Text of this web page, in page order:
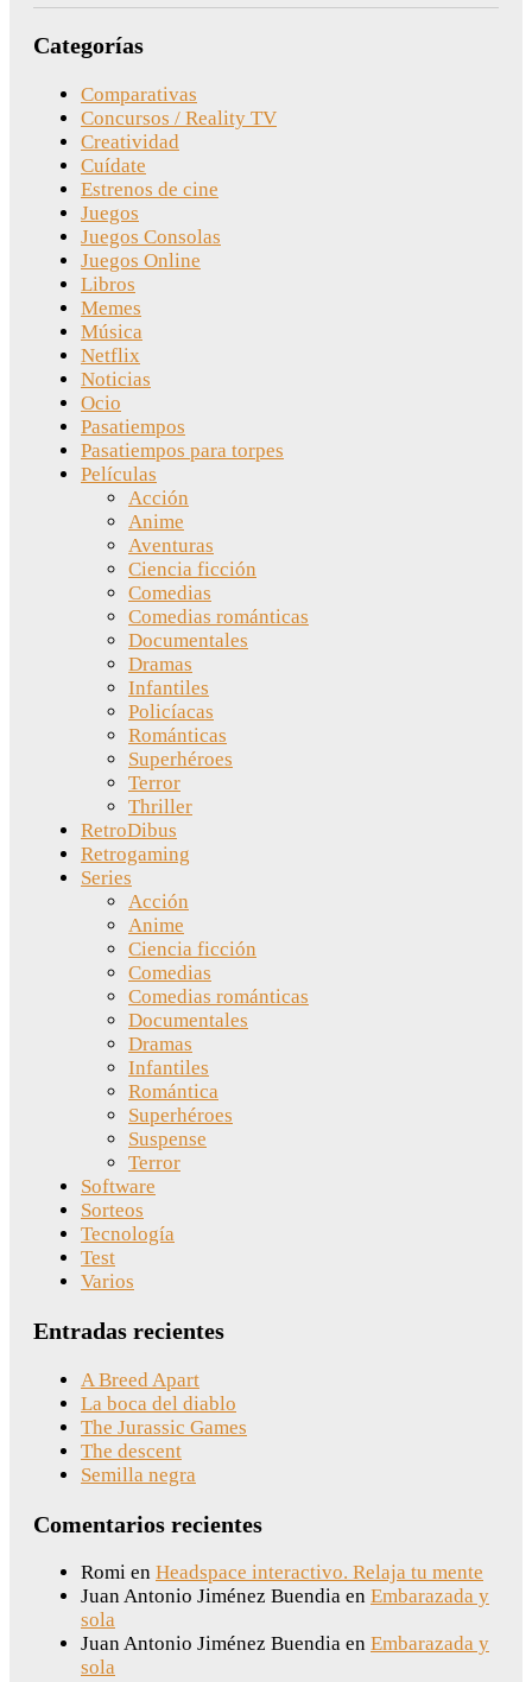
Categorías
Comparativas
Concursos / Reality TV
Creatividad
Cuídate
Estrenos de cine
Juegos
Juegos Consolas
Juegos Online
Libros
Memes
Música
Netflix
Noticias
Ocio
Pasatiempos
Pasatiempos para torpes
Películas
Acción
Anime
Aventuras
Ciencia ficción
Comedias
Comedias románticas
Documentales
Dramas
Infantiles
Policíacas
Románticas
Superhéroes
Terror
Thriller
RetroDibus
Retrogaming
Series
Acción
Anime
Ciencia ficción
Comedias
Comedias románticas
Documentales
Dramas
Infantiles
Romántica
Superhéroes
Suspense
Terror
Software
Sorteos
Tecnología
Test
Varios
Entradas recientes
A Breed Apart
La boca del diablo
The Jurassic Games
The descent
Semilla negra
Comentarios recientes
Romi en Headspace interactivo. Relaja tu mente
Juan Antonio Jiménez Buendia en Embarazada y
sola
Juan Antonio Jiménez Buendia en Embarazada y
sola